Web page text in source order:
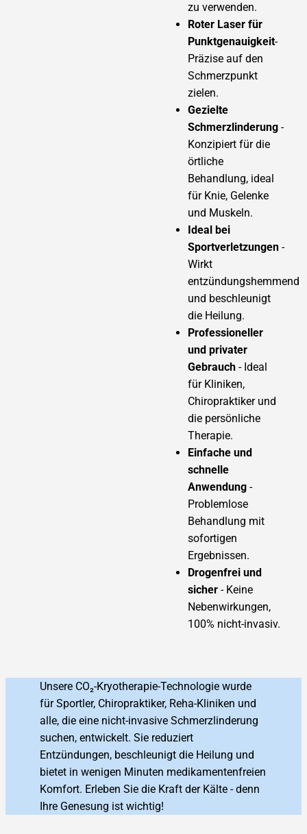
zu verwenden.
Roter Laser für
Punktgenauigkeit-
Präzise auf den
Schmerzpunkt
zielen.
Gezielte
Schmerzlinderung -
Konzipiert für die
örtliche
Behandlung, ideal
für Knie, Gelenke
und Muskeln.
Ideal bei
Sportverletzungen -
Wirkt
entzündungshemmend
und beschleunigt
die Heilung.
Professioneller
und privater
Gebrauch - Ideal
für Kliniken,
Chiropraktiker und
die persönliche
Therapie.
Einfache und
schnelle
Anwendung -
Problemlose
Behandlung mit
sofortigen
Ergebnissen.
Drogenfrei und
sicher - Keine
Nebenwirkungen,
100% nicht-invasiv.
Unsere CO₂-Kryotherapie-Technologie wurde
für Sportler, Chiropraktiker, Reha-Kliniken und
alle, die eine nicht-invasive Schmerzlinderung
suchen, entwickelt. Sie reduziert
Entzündungen, beschleunigt die Heilung und
bietet in wenigen Minuten medikamentenfreien
Komfort. Erleben Sie die Kraft der Kälte - denn
Ihre Genesung ist wichtig!